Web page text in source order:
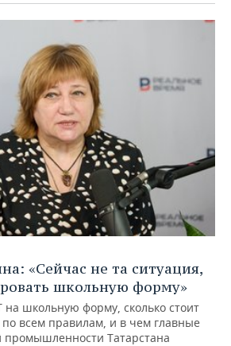
«Сейчас не та ситуация,
школьную форму»
школьную форму, сколько стоит
всем правилам, и в чем главные
Татарстана